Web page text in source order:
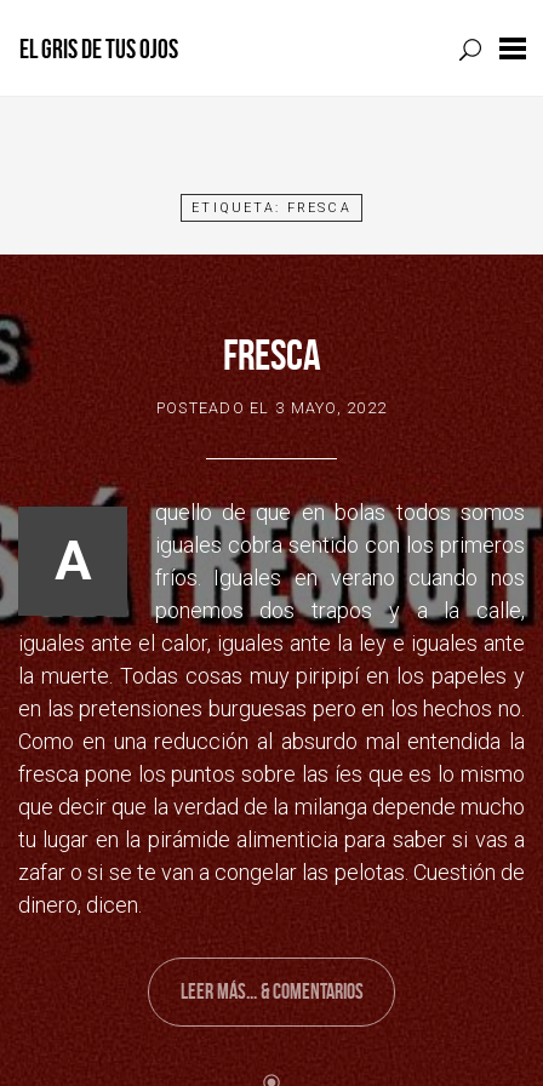
EL GRIS DE TUS OJOS
ETIQUETA: FRESCA
FRESCA
POSTEADO EL 3 MAYO, 2022
A
quello de que en bolas todos somos
iguales cobra sentido con los primeros
fríos. Iguales en verano cuando nos
ponemos dos trapos y a la calle,
iguales ante el calor, iguales ante la ley e iguales ante
la muerte. Todas cosas muy piripipí en los papeles y
en las pretensiones burguesas pero en los hechos no.
Como en una reducción al absurdo mal entendida la
fresca pone los puntos sobre las íes que es lo mismo
que decir que la verdad de la milanga depende mucho
tu lugar en la pirámide alimenticia para saber si vas a
zafar o si se te van a congelar las pelotas. Cuestión de
dinero, dicen.
LEER MÁS... & COMENTARIOS